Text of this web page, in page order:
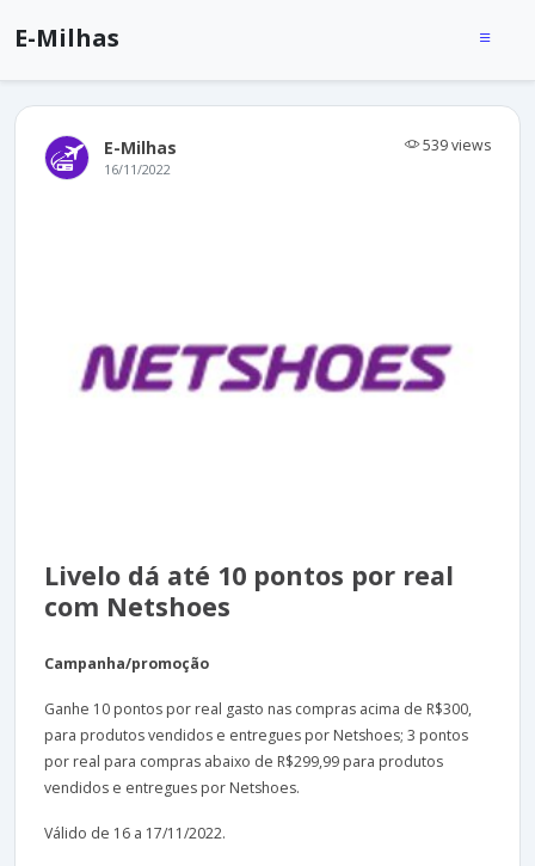
E-Milhas
E-Milhas 539 views
16/11/2022
Livelo dá até 10 pontos por real
com Netshoes
Campanha/promoção
Ganhe 10 pontos por real gasto nas compras acima de R$300,
para produtos vendidos e entregues por Netshoes; 3 pontos
por real para compras abaixo de R$299,99 para produtos
vendidos e entregues por Netshoes.
Válido de 16 a 17/11/2022.